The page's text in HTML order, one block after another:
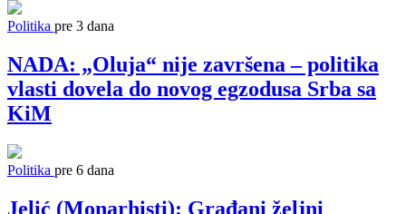
Politika pre 3 dana
NADA: „Oluja“ nije završena – politika
vlasti dovela do novog egzodusa Srba sa
KiM
Politika pre 6 dana
Jelić (Monarhisti): Građani željni